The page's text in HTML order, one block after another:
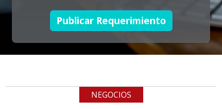
Empresa en Jalisco
Requiere:
TUBERÍA INOXIDABLE
cualquiera
Publicar Requerimiento
NEGOCIOS